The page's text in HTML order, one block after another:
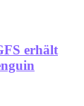
erhält